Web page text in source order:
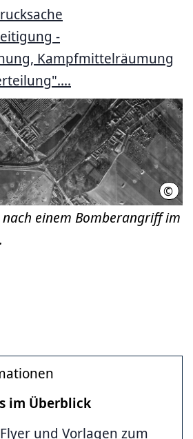
-
Kampfmittelräumung
©
einem Bomberangriff im
im Überblick
und Vorlagen zum